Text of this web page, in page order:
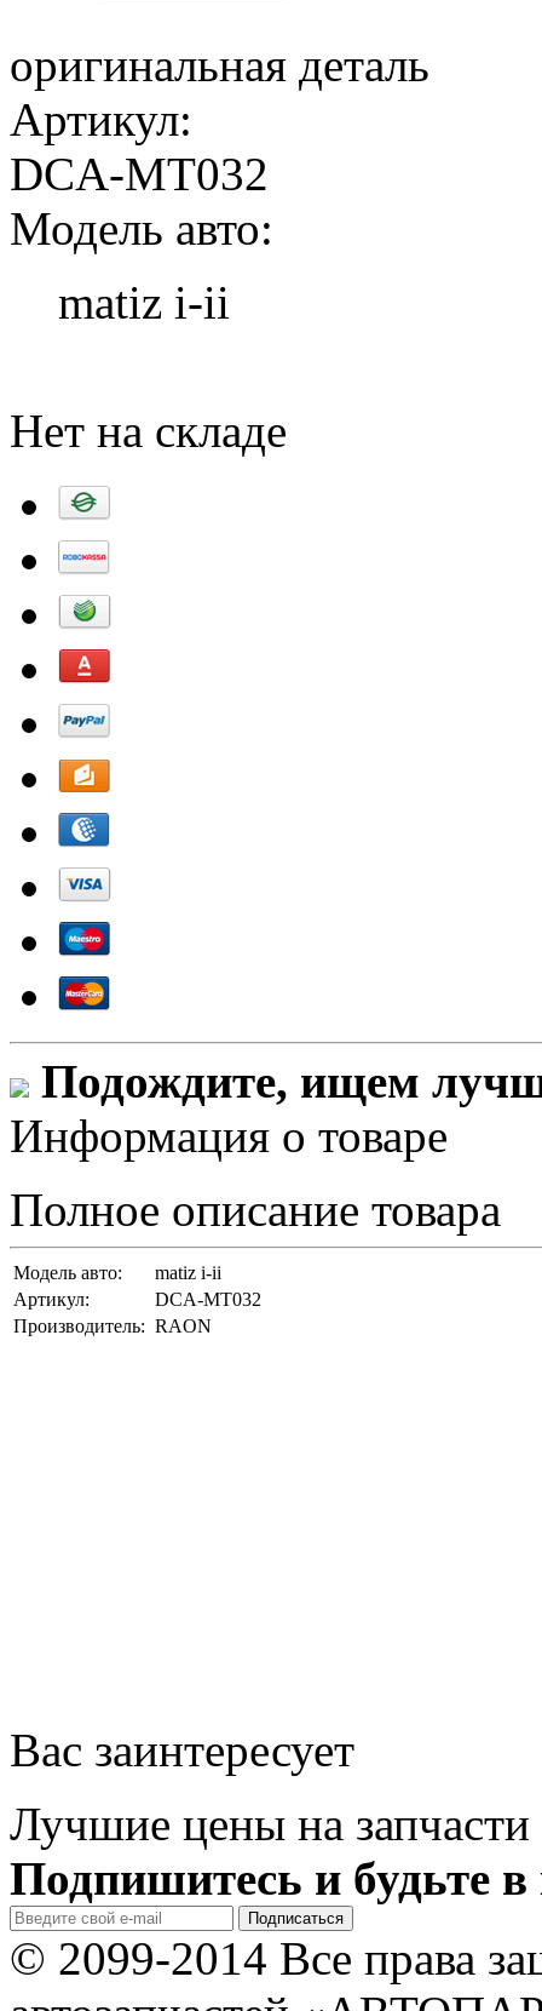
оригинальная деталь
Артикул:
DCA-MT032
Модель авто:
matiz i-ii
Нет на складе
Подождите, ищем
Информация о товаре
Полное описание товара
Модель авто:
matiz i-ii
Артикул:
DCA-MT032
Производитель: RAON
Вас заинтересует
Лучшие цены на запчасти
Подпишитесь и будьте в
© 2099-2014 Все права